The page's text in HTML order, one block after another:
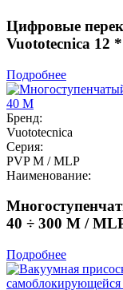
Цифровые
Vuototecnica 12
Подробнее
Бренд:
Vuototecnica
Серия:
PVP M / MLP
Наименование:
40 ÷ 300 M /
Подробнее